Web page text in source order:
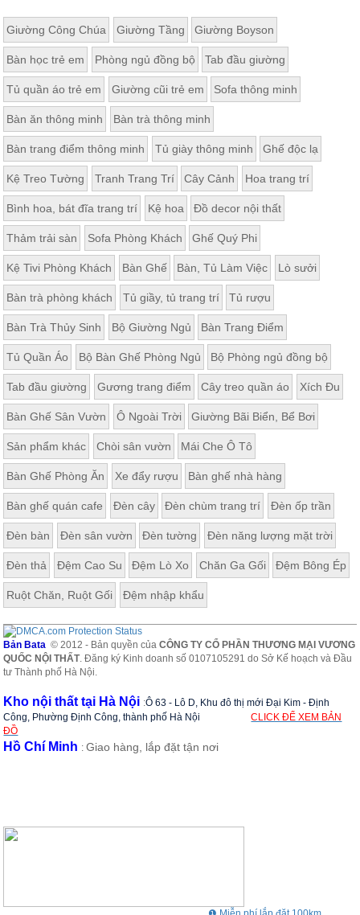
Giường Công Chúa Giường Tầng Giường Boyson
Bàn học trẻ em Phòng ngủ đồng bộ Tab đầu giường
Tủ quần áo trẻ em Giường cũi trẻ em Sofa thông minh
Bàn ăn thông minh Bàn trà thông minh
Bàn trang điểm thông minh Tủ giày thông minh Ghế độc lạ
Kệ Treo Tường Tranh Trang Trí Cây Cảnh Hoa trang trí
Bình hoa, bát đĩa trang trí Kệ hoa Đồ decor nội thất
Thảm trải sàn Sofa Phòng Khách Ghế Quý Phi
Kệ Tivi Phòng Khách Bàn Ghế Bàn, Tủ Làm Việc Lò sưởi
Bàn trà phòng khách Tủ giầy, tủ trang trí Tủ rượu
Bàn Trà Thủy Sinh Bộ Giường Ngủ Bàn Trang Điểm
Tủ Quần Áo Bộ Bàn Ghế Phòng Ngủ Bộ Phòng ngủ đồng bộ
Tab đầu giường Gương trang điểm Cây treo quần áo Xích Đu
Bàn Ghế Sân Vườn Ô Ngoài Trời Giường Bãi Biển, Bể Bơi
Sản phẩm khác Chòi sân vườn Mái Che Ô Tô
Bàn Ghế Phòng Ăn Xe đẩy rượu Bàn ghế nhà hàng
Bàn ghế quán cafe Đèn cây Đèn chùm trang trí Đèn ốp trần
Đèn bàn Đèn sân vườn Đèn tường Đèn năng lượng mặt trời
Đèn thả Đệm Cao Su Đệm Lò Xo Chăn Ga Gối Đệm Bông Ép
Ruột Chăn, Ruột Gối Đệm nhập khẩu
Bản Bata © 2012 - Bản quyền củaCÔNG TY CỔ PHẦN THƯƠNG MẠI VƯƠNG
QUỐC NỘI THẤT. Đăng ký Kinh doanh số 0107105291 do Sở Kế hoạch và Đầu
tư Thành phố Hà Nội.
Kho nội thất tại Hà Nội :Ô 63 - Lô D, Khu đô thị mới Đại Kim - Định
Công, Phường Định Công, thành phố Hà Nội
CLICK ĐỂ XEM BẢN
ĐỒ
Hồ Chí Minh :Giao hàng, lắp đặt tận nơi